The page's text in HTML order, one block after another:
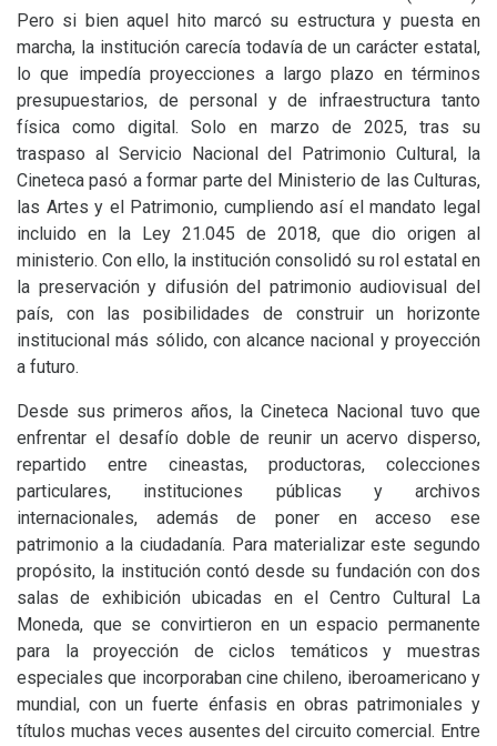
Pero si bien aquel hito marcó su estructura y puesta en
marcha, la institución carecía todavía de un carácter estatal,
lo que impedía proyecciones a largo plazo en términos
presupuestarios, de personal y de infraestructura tanto
física como digital. Solo en marzo de 2025, tras su
traspaso al Servicio Nacional del Patrimonio Cultural, la
Cineteca pasó a formar parte del Ministerio de las Culturas,
las Artes y el Patrimonio, cumpliendo así el mandato legal
incluido en la Ley 21.045 de 2018, que dio origen al
ministerio. Con ello, la institución consolidó su rol estatal en
la preservación y difusión del patrimonio audiovisual del
país, con las posibilidades de construir un horizonte
institucional más sólido, con alcance nacional y proyección
a futuro.
Desde sus primeros años, la Cineteca Nacional tuvo que
enfrentar el desafío doble de reunir un acervo disperso,
repartido entre cineastas, productoras, colecciones
particulares, instituciones públicas y archivos
internacionales, además de poner en acceso ese
patrimonio a la ciudadanía. Para materializar este segundo
propósito, la institución contó desde su fundación con dos
salas de exhibición ubicadas en el Centro Cultural La
Moneda, que se convirtieron en un espacio permanente
para la proyección de ciclos temáticos y muestras
especiales que incorporaban cine chileno, iberoamericano y
mundial, con un fuerte énfasis en obras patrimoniales y
títulos muchas veces ausentes del circuito comercial. Entre